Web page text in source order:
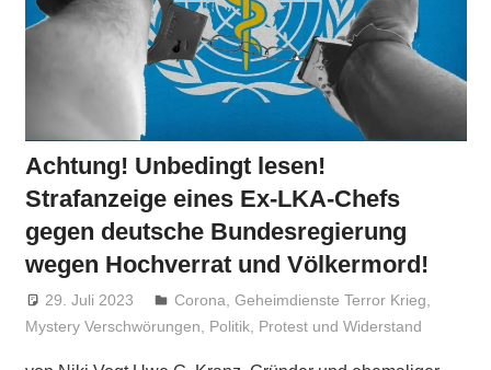
Achtung! Unbedingt lesen!
Strafanzeige eines Ex-LKA-Chefs
gegen deutsche Bundesregierung
wegen Hochverrat und Völkermord!
29. Juli 2023 Niki Vogt
Corona,Geheimdienste Terror Krieg,
Mystery Verschwörungen, Politik, Protest und Widerstand